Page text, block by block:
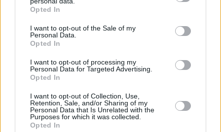
grant or deny consent to Google and its third-party tags to
use your data for below specified purposes in below Google
consent section.
Opted In
I want to opt-out of the Sale of my
Personal Data.
Opted In
I want to opt-out of processing my
Personal Data for Targeted Advertising.
Opted In
I want to opt-out of Collection, Use,
Retention, Sale, and/or Sharing of my
Personal Data that Is Unrelated with the
Purposes for which it was collected.
Opted In
ΡΟΗ ΕΙΔΗΣΕΩΝ
αυτοκίνητο και το σκέπασε με κάρβουνα, τον οδηγό
έσωσε στρατιώτης, δείτε βίντεο
πριν 15 λεπτά
πριν 18 λεπτά